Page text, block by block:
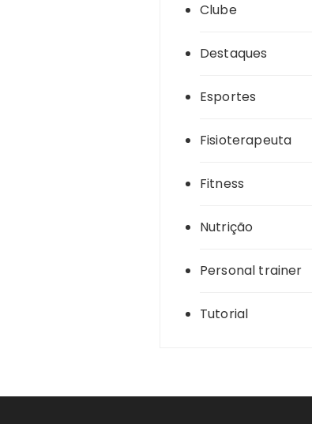
Clube
Destaques
Esportes
Fisioterapeuta
Fitness
Nutrição
Personal trainer
Tutorial